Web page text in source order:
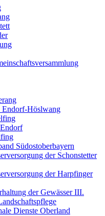
Endorf-Höslwang
Südostoberbayern
der Schonstetter
der Harpfinger
der Gewässer III.
Dienste Oberland